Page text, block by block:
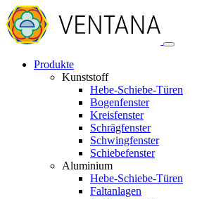
Produkte
Kunststoff
Hebe-Schiebe-Türen
Bogenfenster
Kreisfenster
Schrägfenster
Schwingfenster
Schiebefenster
Aluminium
Hebe-Schiebe-Türen
Faltanlagen